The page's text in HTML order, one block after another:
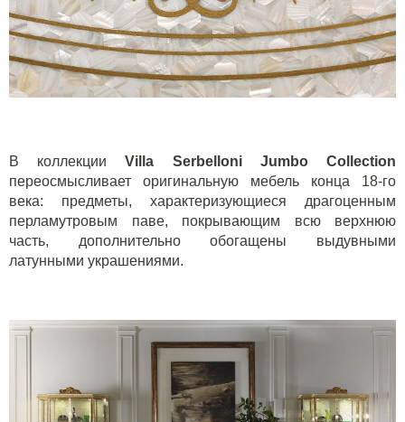
В коллекцииVilla Serbelloni Jumbo Collection
переосмысливает оригинальную мебель конца 18-го
века: предметы, характеризующиеся драгоценным
перламутровым паве, покрывающим всю верхнюю
часть, дополнительно обогащены выдувными
латунными украшениями.